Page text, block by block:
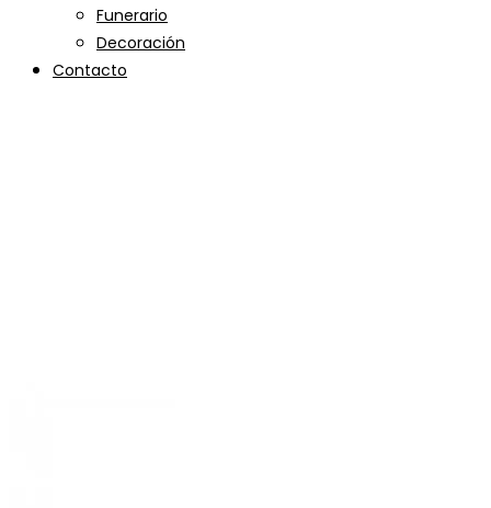
Funerario
Decoración
Contacto